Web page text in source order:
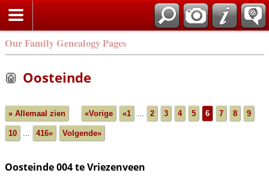
Our Family Genealogy Pages
Oosteinde
» Allemaal zien «Vorige «1 ... 2 3 4 5 6 7 8 9
10 ... 416» Volgende»
Oosteinde 004 te Vriezenveen